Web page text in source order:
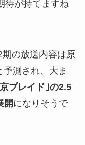
待が持てますね
の放送内容は原
予測され、大ま
ブレイド｣の2.5
開になりそうで